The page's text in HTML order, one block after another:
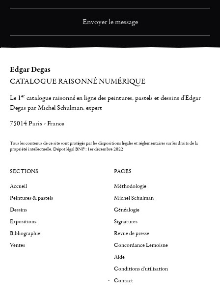
Edgar Degas
CATALOGUE RAISONNÉ NUMÉRIQUE
Le 1er catalogue raisonné en ligne des peintures, pastels et dessins d'Edgar
Degas par Michel Schulman, expert
75014 Paris - France
Tous les contenus de ce site sont protégés par les dispositions légales et réglementaires sur les droits de la
propriété intellectuelle.Dépot légal BNF : 1er décembre 2022
SECTIONS
Accueil
Peintures & pastels
Dessins
Expositions
Bibliographie
Ventes
PAGES
Méthodologie
Michel Schulman
Généalogie
Signatures
Revue de presse
Concordance Lemoisne
Aide
Conditions d'utilisation
Contact